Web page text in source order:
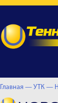
Главная — УТК —